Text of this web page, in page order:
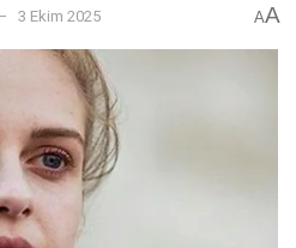
3 Ekim 2025 AA